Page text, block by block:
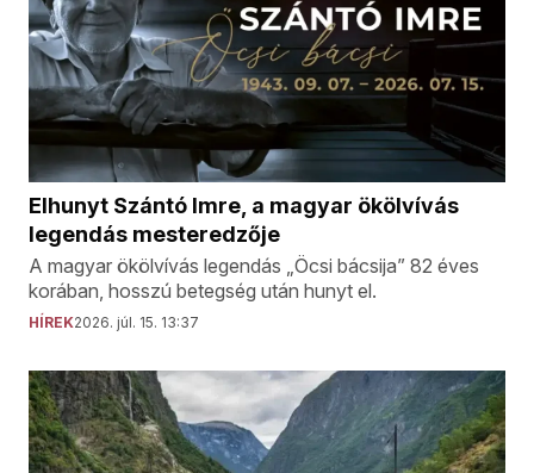
Elhunyt Szántó Imre, a magyar ökölvívás
legendás mesteredzője
A magyar ökölvívás legendás „Öcsi bácsija” 82 éves
korában, hosszú betegség után hunyt el.
HÍREK2026. júl. 15. 13:37